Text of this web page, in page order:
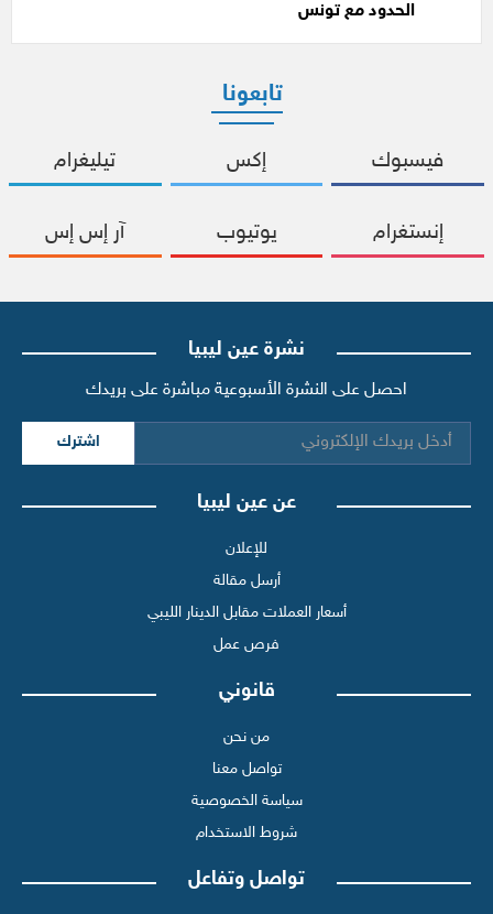
الحدود مع تونس
تابعونا
فيسبوك إكس تيليغرام
إنستغرام يوتيوب آر إس إس
نشرة عين ليبيا
احصل على النشرة الأسبوعية مباشرة على بريدك
اشترك
عن عين ليبيا
للإعلان
أرسل مقالة
أسعار العملات مقابل الدينار الليبي
فرص عمل
قانوني
من نحن
تواصل معنا
سياسة الخصوصية
شروط الاستخدام
تواصل وتفاعل